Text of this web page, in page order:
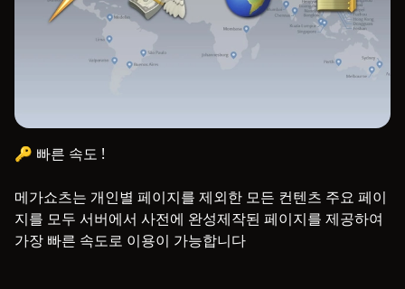
🔑 빠른 속도 !
메가쇼츠는 개인별 페이지를 제외한 모든 컨텐츠 주요 페이
지를 모두 서버에서 사전에 완성제작된 페이지를 제공하여
가장 빠른 속도로 이용이 가능합니다